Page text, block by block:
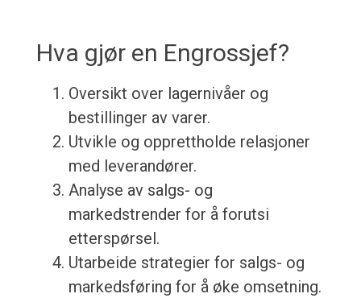
Hva gjør en Engrossjef?
Oversikt over lagernivåer og
bestillinger av varer.
Utvikle og opprettholde relasjoner
med leverandører.
Analyse av salgs- og
markedstrender for å forutsi
etterspørsel.
Utarbeide strategier for salgs- og
markedsføring for å øke omsetning.